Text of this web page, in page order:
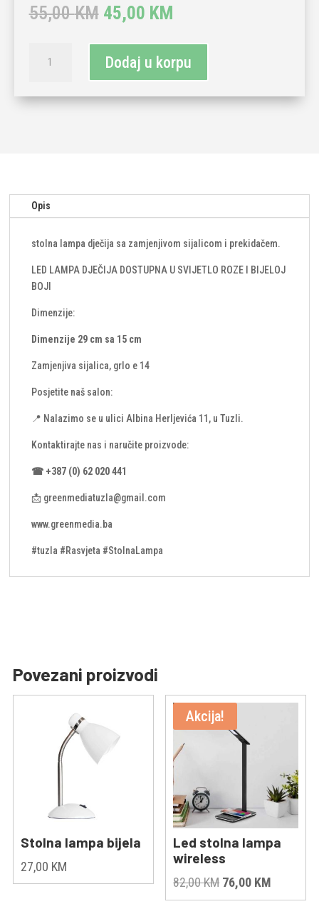
55,00KM Original
price
was:
55,00 KM.
45,00 KM
is:
45,00 KM.
lampa
1x
Dodaj u korpu
Opis
stolna lampa dječija sa zamjenjivom sijalicom i prekidačem.
LED LAMPA DJEČIJA DOSTUPNA U SVIJETLO ROZE I BIJELOJ
BOJI
Dimenzije:
Dimenzije 29 cm sa 15 cm
Zamjenjiva sijalica, grlo e 14
Posjetite naš salon:
📍 Nalazimo se u ulici Albina Herljevića 11, u Tuzli.
Kontaktirajte nas i naručite proizvode:
☎ +387 (0) 62 020 441
📩 greenmediatuzla@gmail.com
www.greenmedia.ba
#tuzla #Rasvjeta #StolnaLampa
Povezani proizvodi
Stolna lampa bijela
27,00 KM
Akcija!
Led stolna lampa
wireless
82,00KM Original
price
76,00 KM
price